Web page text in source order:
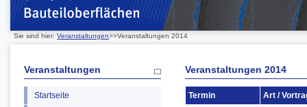
Sie sind hier: Veranstaltungen>>Veranstaltungen 2014
Veranstaltungen
Startseite
Veranstaltungen 2014
Termin
Art /